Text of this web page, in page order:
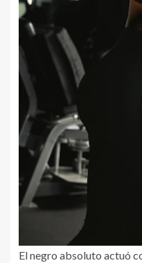
El negro absoluto actuó